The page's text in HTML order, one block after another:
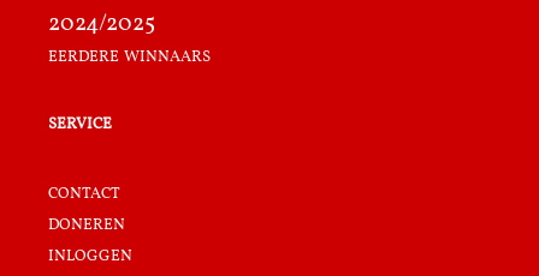
2024/2025
eerdere winnaars
service
contact
doneren
inloggen